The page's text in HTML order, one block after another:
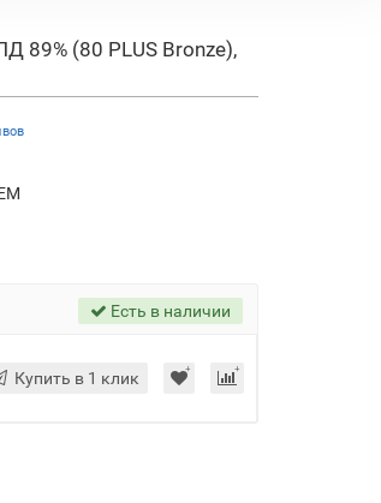
89% (80 PLUS Bronze),
Есть в наличии
Купить в 1 клик